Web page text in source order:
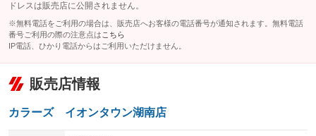
ドレスは販売店に公開されません。
※無料電話をご利用の場合は、販売店へお客様の電話番号が通知されます。無料電話
番号ご利用の際の注意点は こちら
IP電話、ひかり電話からはご利用いただけません。
販売店情報
カラーズ イオンタウン湖南店